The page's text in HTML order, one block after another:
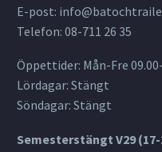
E-post:
Telefon: 08-711 26 35
Öppettider: Mån-Fre
Lördagar: Stängt
Söndagar: Stängt
Semesterstängt V29 (17-